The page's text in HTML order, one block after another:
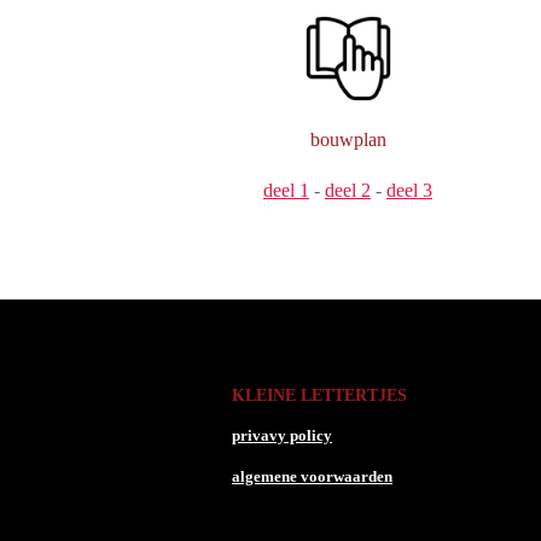
bouwplan
deel 1 - deel 2 - deel 3
KLEINE LETTERTJES
privavy policy
algemene voorwaarden